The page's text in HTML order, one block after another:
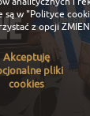
są w"Polityce
z opcji
Akceptuję
pliki
cookies